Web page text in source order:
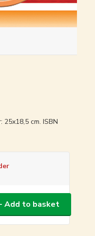
cm. ISBN
Add to basket